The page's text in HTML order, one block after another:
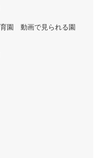
園 動画で見られる園